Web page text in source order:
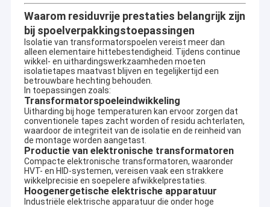
Waarom residuvrije prestaties belangrijk zijn
bij spoelverpakkingstoepassingen
Isolatie van transformatorspoelen vereist meer dan
alleen elementaire hittebestendigheid. Tijdens continue
wikkel- en uithardingswerkzaamheden moeten
isolatietapes maatvast blijven en tegelijkertijd een
betrouwbare hechting behouden.
In toepassingen zoals:
Transformatorspoeleindwikkeling
Uitharding bij hoge temperaturen kan ervoor zorgen dat
conventionele tapes zacht worden of residu achterlaten,
waardoor de integriteit van de isolatie en de reinheid van
de montage worden aangetast.
Productie van elektronische transformatoren
Compacte elektronische transformatoren, waaronder
HVT- en HID-systemen, vereisen vaak een strakkere
wikkelprecisie en soepelere afwikkelprestaties.
Hoogenergetische elektrische apparatuur
Industriële elektrische apparatuur die onder hoge